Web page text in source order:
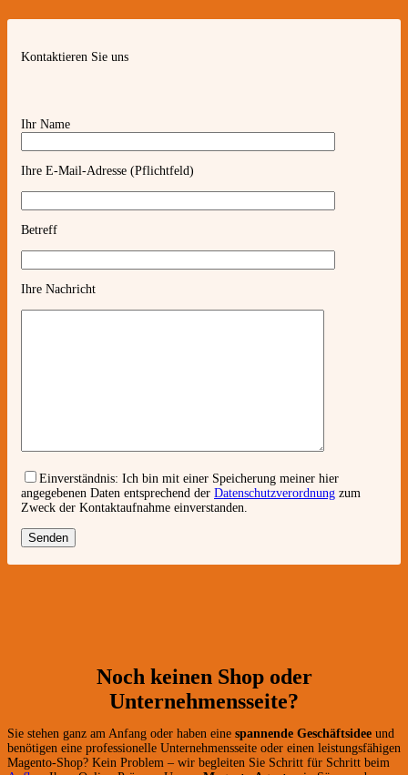
Kontaktieren Sie uns
Ihr Name
Ihre E-Mail-Adresse (Pflichtfeld)
Betreff
Ihre Nachricht
Einverständnis: Ich bin mit einer Speicherung meiner hier
angegebenen Daten entsprechend der Datenschutzverordnung zum
Zweck der Kontaktaufnahme einverstanden.
Noch keinen Shop oder
Unternehmensseite?
Sie stehen ganz am Anfang oder haben eine spannende Geschäftsidee und
benötigen eine professionelle Unternehmensseite oder einen leistungsfähigen
Magento-Shop? Kein Problem – wir begleiten Sie Schritt für Schritt beim